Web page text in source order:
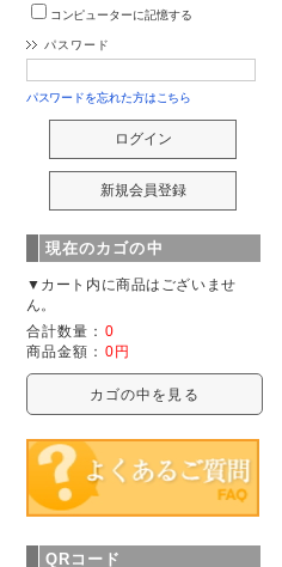
コンピューターに記憶する
パスワード
パスワードを忘れた方はこちら
現在のカゴの中
▼カート内に商品はございませ
ん。
合計数量： 0
商品金額： 0円
カゴの中を見る
QRコード